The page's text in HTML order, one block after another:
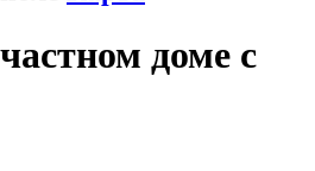
доме с